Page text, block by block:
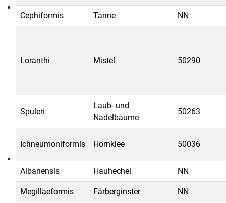
Cephiformis Tanne NN
Loranthi Mistel 50290
Spuleri
Laub- und
Nadelbäume
50263
Ichneumoniformis Hornklee 50036
Albanensis Hauhechel NN
Megillaeformis Färberginster NN